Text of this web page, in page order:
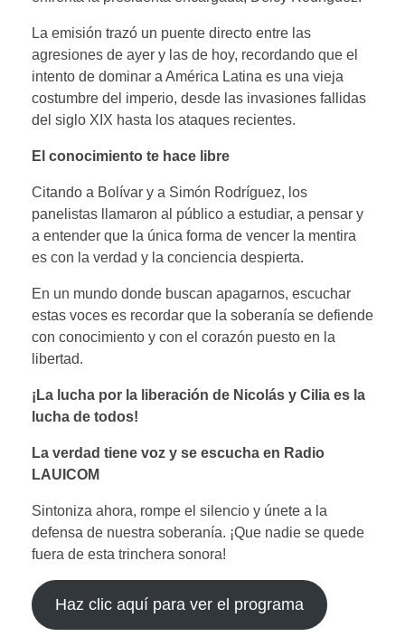
La emisión trazó un puente directo entre las
agresiones de ayer y las de hoy, recordando que el
intento de dominar a América Latina es una vieja
costumbre del imperio, desde las invasiones fallidas
del siglo XIX hasta los ataques recientes.
El conocimiento te hace libre
Citando a Bolívar y a Simón Rodríguez, los
panelistas llamaron al público a estudiar, a pensar y
a entender que la única forma de vencer la mentira
es con la verdad y la conciencia despierta.
En un mundo donde buscan apagarnos, escuchar
estas voces es recordar que la soberanía se defiende
con conocimiento y con el corazón puesto en la
libertad.
¡La lucha por la liberación de Nicolás y Cilia es la
lucha de todos!
La verdad tiene voz y se escucha en Radio
LAUICOM
Sintoniza ahora, rompe el silencio y únete a la
defensa de nuestra soberanía. ¡Que nadie se quede
fuera de esta trinchera sonora!
Haz clic aquí para ver el programa